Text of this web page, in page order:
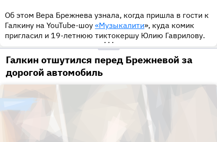
Об этом Вера Брежнева узнала, когда пришла в гости к
Галкину на YouTube-шоу «Музыкалити», куда комик
пригласил и 19-летнюю тиктокершу Юлию Гаврилову.
•••
Галкин отшутился перед Брежневой за
дорогой автомобиль